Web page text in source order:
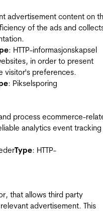
advertisement content on
of the ads and
: HTTP-informasjonskapsel
in order to present
visitor's preferences.
: Pikselsporing
process ecommerce-
analytics event tracking
Type: HTTP-
that allows third party
advertisement. This